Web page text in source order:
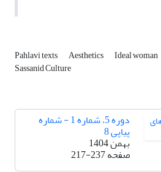
Pahlavi texts Aesthetics Ideal woman
Sassanid Culture
دوره 5، شماره 1 - شماره
پیاپی 8
بهمن 1404
صفحه217-237